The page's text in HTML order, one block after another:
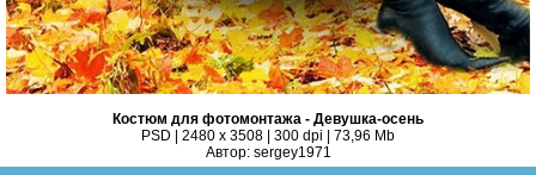
Костюм для фотомонтажа - Девушка-осень
PSD | 2480 x 3508 | 300 dpi | 73,96 Mb
Автор: sergey1971